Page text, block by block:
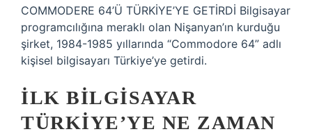
COMMODERE 64’Ü TÜRKİYE’YE GETİRDİ Bilgisayar
programcılığına meraklı olan Nişanyan’ın kurduğu
şirket, 1984-1985 yıllarında “Commodore 64” adlı
kişisel bilgisayarı Türkiye’ye getirdi.
İLK BILGISAYAR
TÜRKIYE’YE NE ZAMAN